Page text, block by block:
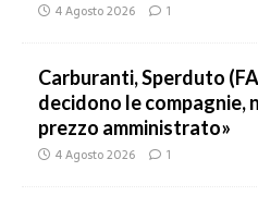
4 Agosto 2026 1
Carburanti, Sperduto
decidono le compagnie,
prezzo amministrato»
4 Agosto 2026 1